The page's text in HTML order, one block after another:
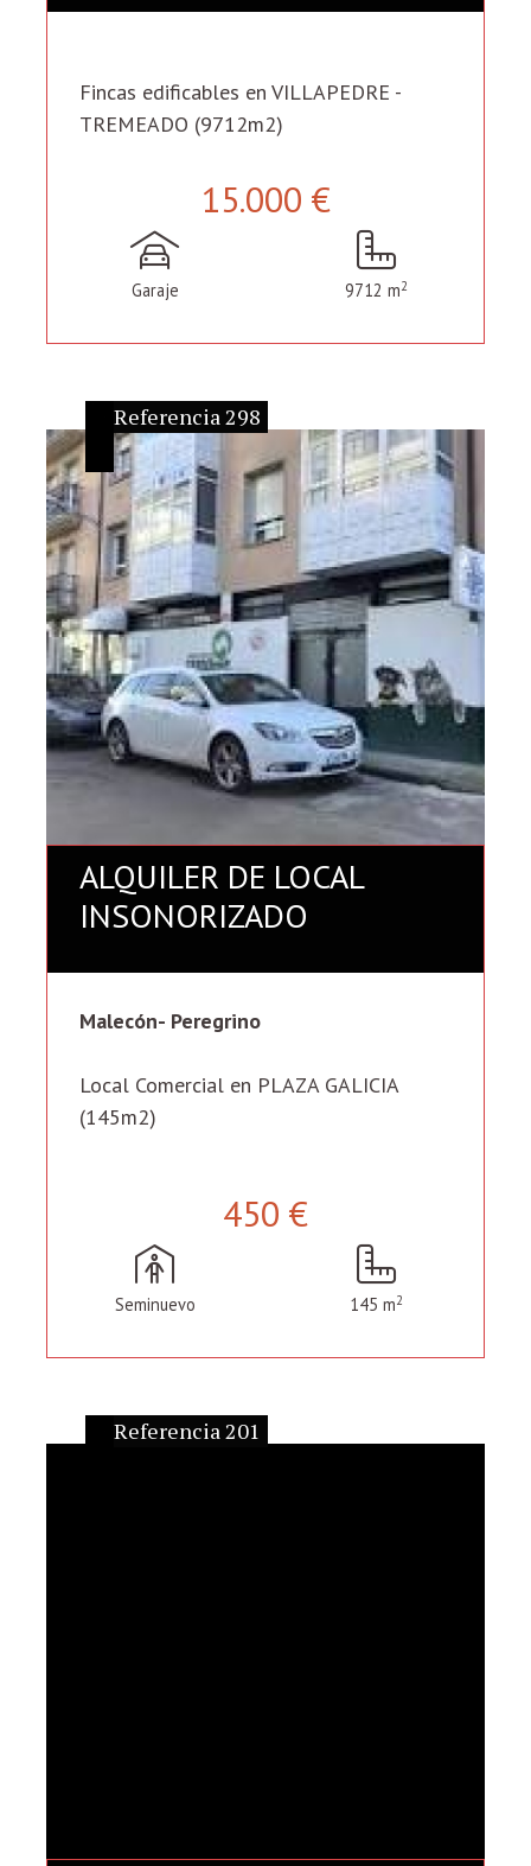
Fincas edificables en VILLAPEDRE -
TREMEADO (9712m2)
15.000 €
Garaje 9712 m2
Referencia 298
ALQUILER DE LOCAL
INSONORIZADO
Malecón- Peregrino
Local Comercial en PLAZA GALICIA
(145m2)
450 €
Seminuevo 145 m2
Referencia 201